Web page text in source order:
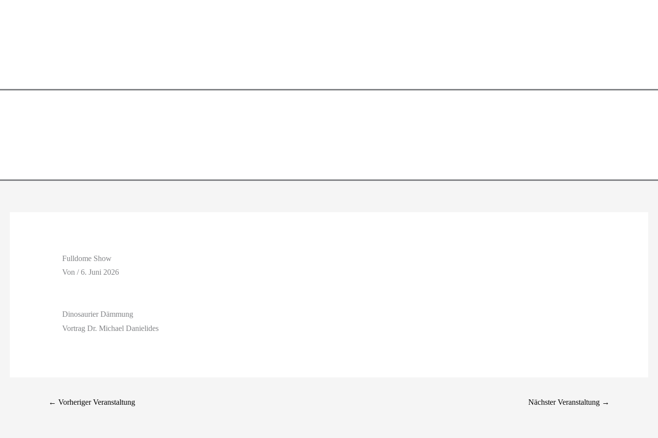
Fulldome Show
Von /6. Juni 2026
Dinosaurier Dämmung
Vortrag Dr. Michael Danielides
← Vorheriger Veranstaltung Nächster Veranstaltung →